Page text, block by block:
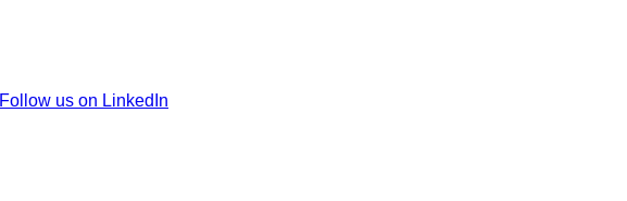
Follow us on LinkedIn